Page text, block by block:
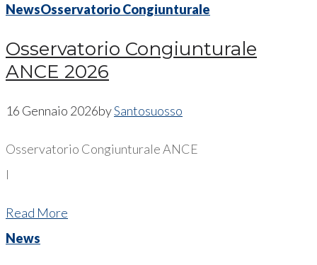
NewsOsservatorio Congiunturale
Osservatorio Congiunturale
ANCE 2026
16 Gennaio 2026bySantosuosso
Osservatorio Congiunturale ANCE
l
Read More
News